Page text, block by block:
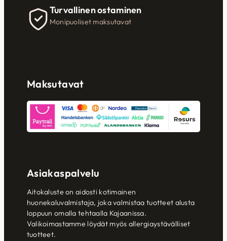
Turvallinen ostaminen
Monipuoliset maksutavat
Maksutavat
Asiakaspalvelu
Aitokaluste on aidosti kotimainen
huonekaluvalmistaja, joka valmistaa tuotteet alusta
loppuun omalla tehtaalla Kajaanissa.
Valikoimastamme löydät myös allergiaystävälliset
tuotteet.